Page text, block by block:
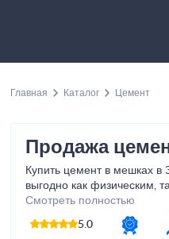
Главная Каталог Цемент
Продажа
Купить цемент в мешках в
выгодно как физическим,
Смотреть полностью
5.0